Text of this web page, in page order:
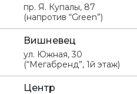
пр. Я. Купалы, 87
(напротив “Green”)
Вишневец
ул. Южная, 30
(“Мегабренд”, 1й этаж)
Центр